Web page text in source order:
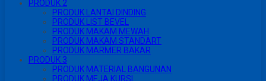
PRODUK 2
PRODUK LANTAI DINDING
PRODUK LIST BEVEL
PRODUK MAKAM MEWAH
PRODUK MAKAM STANDART
PRODUK MARMER BAKAR
PRODUK 3
PRODUK MATERIAL BANGUNAN
PRODUK MEJA KURSI